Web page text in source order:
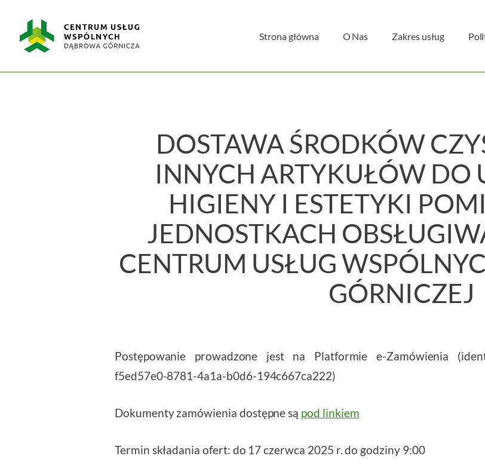
content
Centrum
Usług
Wspólnych
Górniczej
Strona główna O Nas Zakres usług
DOSTAWA ŚRODKÓW
INNYCH ARTYKUŁÓW DO
HIGIENY I ESTETYKI
JEDNOSTKACH
CENTRUM USŁUG
GÓRNICZEJ
Postępowanie prowadzone jest na Platformie e-Zamówienia
f5ed57e0-8781-4a1a-b0d6-194c667ca222)
Dokumenty zamówienia dostępne są pod linkiem
Termin składania ofert: do 17 czerwca 2025 r. do godziny 9:00